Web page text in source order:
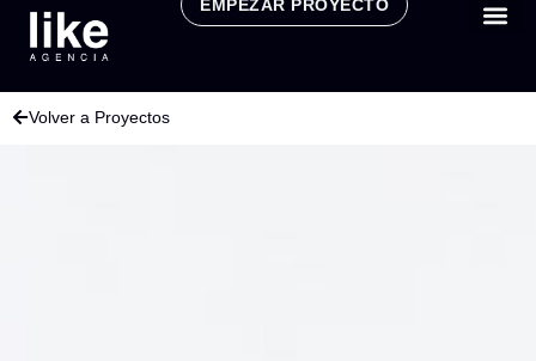
EMPEZAR PROYECTO
Volver a Proyectos